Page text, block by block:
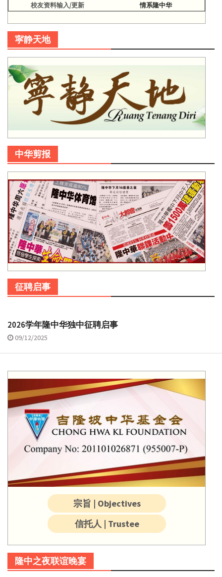
校友资料输入/更新 情系隆中华
寜静天地
中华剪报
征聘启事
2026学年隆中华独中征聘启事
09/12/2025
宗旨 | Objectives
信托人 | Trustee
隆中之夜联谊晚宴